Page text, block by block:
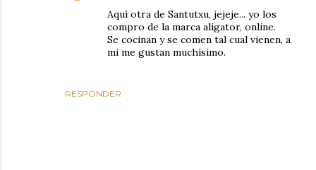
RESPONDER
Aquí otra de Santutxu, jejeje... yo los
compro de la marca aligator, online.
Se cocinan y se comen tal cual vienen, a
mi me gustan muchísimo.